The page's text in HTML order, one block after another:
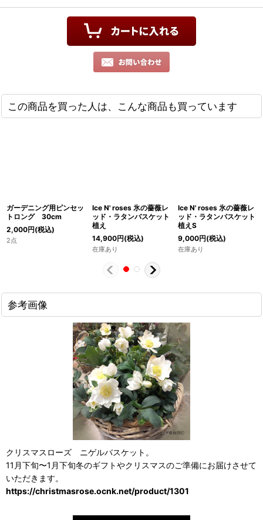
この商品を買った人は、こんな商品も買っています
ガーデニング用ピンセッ
トロング 30cm
2,000円(税込)
2点
Ice N' roses 氷の薔薇レ
ッド・ラタンバスケット
植え
14,900円(税込)
在庫あり
Ice N' roses 氷の薔薇レ
ッド・ラタンバスケット
植えS
9,000円(税込)
在庫あり
参考画像
クリスマスローズ ニゲルバスケット。
11月下旬〜1月下旬冬のギフトやクリスマスのご準備にお届けさせて
いただきます。
https://christmasrose.ocnk.net/product/1301